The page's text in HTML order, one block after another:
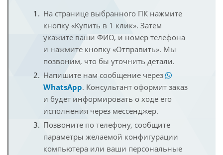
На странице выбранного ПК нажмите
кнопку «Купить в 1 клик». Затем
укажите ваши ФИО, и номер телефона
и нажмите кнопку «Отправить». Мы
позвоним, что бы уточнить детали.
Напишите нам сообщение через
WhatsApp. Консультант оформит заказ
и будет информировать о ходе его
исполнения через мессенджер.
Позвоните по телефону, сообщите
параметры желаемой конфигурации
компьютера или ваши персональные